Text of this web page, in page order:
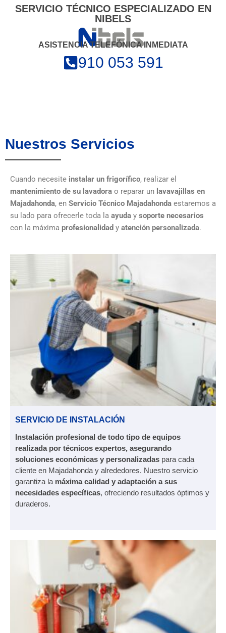
SERVICIO TÉCNICO ESPECIALIZADO EN
NIBELS
ASISTENCIA TELEFÓNICA INMEDIATA
910 053 591
Nuestros Servicios
Cuando necesite instalar un frigorífico, realizar el
mantenimiento de su lavadora o reparar un lavavajillas en
Majadahonda, en Servicio Técnico Majadahonda estaremos a
su lado para ofrecerle toda la ayuda y soporte necesarios
con la máxima profesionalidad y atención personalizada.
SERVICIO DE INSTALACIÓN
Instalación profesional de todo tipo de equipos
realizada por técnicos expertos, asegurando
soluciones económicas y personalizadas para cada
cliente en Majadahonda y alrededores. Nuestro servicio
garantiza la máxima calidad y adaptación a sus
necesidades específicas, ofreciendo resultados óptimos y
duraderos.